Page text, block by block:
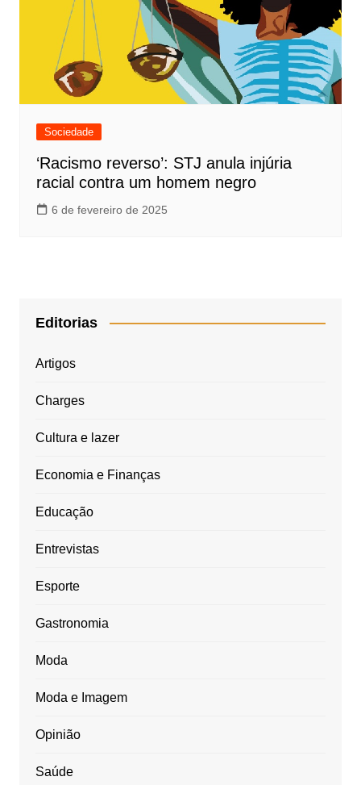
Sociedade
‘Racismo reverso’: STJ anula injúria
racial contra um homem negro
6 de fevereiro de 2025
Editorias
Artigos
Charges
Cultura e lazer
Economia e Finanças
Educação
Entrevistas
Esporte
Gastronomia
Moda
Moda e Imagem
Opinião
Saúde